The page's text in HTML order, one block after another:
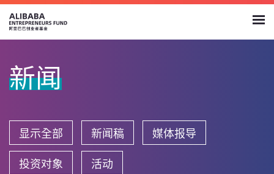
新闻
显示全部 新闻稿 媒体报导
投资对象 活动